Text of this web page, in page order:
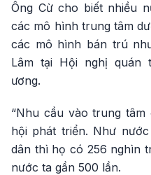
Ông Cừ cho biết nhiều
các mô hình trung tâm
các mô hình bán trú
Lâm tại Hội nghị quán
ương.
“Nhu cầu vào trung
hội phát triển. Như
dân thì họ có 256 nghìn
nước ta gần 500 lần.